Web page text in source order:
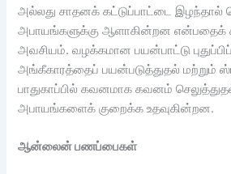
அல்லது சாதனக் கட்டுப்பாட்டை
அபாயங்களுக்கு ஆளாகின்றன என்பதைக்
அவசியம். வழக்கமான பயன்பாட்டு
அங்கீகாரத்தைப் பயன்படுத்துதல் மற்றும்
பாதுகாப்பில் கவனமாக கவனம்
அபாயங்களைக் குறைக்க உதவுகின்றன.
ஆன்லைன் பணப்பைகள்